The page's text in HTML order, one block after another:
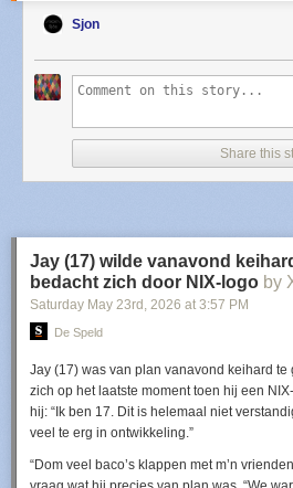
Sjon
Share this
Jay (17) wilde vanavond
bedacht zich door NIX-logo by
Saturday May 23rd , 2026 at 3:57 PM
De Speld
​Jay (17) was van plan vanavond keihard
zich op het laatste moment toen hij een
hij: “Ik ben 17. Dit is helemaal niet
veel te erg in ontwikkeling.”
“Dom veel baco’s klappen met m’n